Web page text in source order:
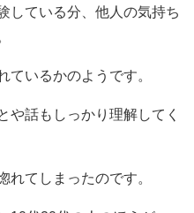
している分、他人の気持ち
ているかのようです。
や話もしっかり理解してく
れてしまったのです。